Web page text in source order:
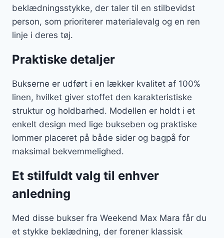
beklædningsstykke, der taler til en stilbevidst
person, som prioriterer materialevalg og en ren
linje i deres tøj.
Praktiske detaljer
Bukserne er udført i en lækker kvalitet af 100%
linen, hvilket giver stoffet den karakteristiske
struktur og holdbarhed. Modellen er holdt i et
enkelt design med lige bukseben og praktiske
lommer placeret på både sider og bagpå for
maksimal bekvemmelighed.
Et stilfuldt valg til enhver
anledning
Med disse bukser fra Weekend Max Mara får du
et stykke beklædning, der forener klassisk